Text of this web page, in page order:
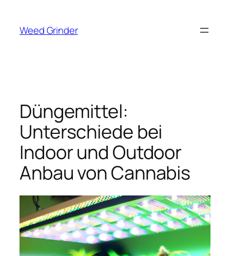
springen
Weed Grinder
Düngemittel:
Unterschiede bei
Indoor und Outdoor
Anbau von Cannabis